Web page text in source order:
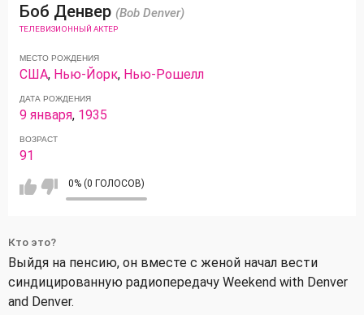
Боб Денвер (Bob Denver)
ТЕЛЕВИЗИОННЫЙ АКТЕР
МЕСТО РОЖДЕНИЯ
США, Нью-Йорк, Нью-Рошелл
ДАТА РОЖДЕНИЯ
9 января, 1935
ВОЗРАСТ
91
0% (0 ГОЛОСОВ)
Кто это?
Выйдя на пенсию, он вместе с женой начал вести
синдицированную радиопередачу Weekend with Denver
and Denver.